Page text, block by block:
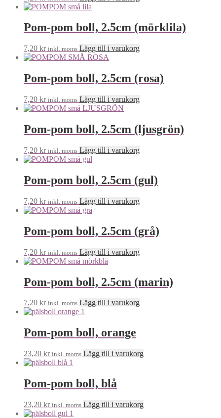
Pom-pom boll, 2.5cm (mörklila)
7,20 kr inkl. moms Lägg till i varukorg
Pom-pom boll, 2.5cm (rosa)
7,20 kr inkl. moms Lägg till i varukorg
Pom-pom boll, 2.5cm (ljusgrön)
7,20 kr inkl. moms Lägg till i varukorg
Pom-pom boll, 2.5cm (gul)
7,20 kr inkl. moms Lägg till i varukorg
Pom-pom boll, 2.5cm (grå)
7,20 kr inkl. moms Lägg till i varukorg
Pom-pom boll, 2.5cm (marin)
7,20 kr inkl. moms Lägg till i varukorg
Pom-pom boll, orange
23,20 kr inkl. moms Lägg till i varukorg
Pom-pom boll, blå
23,20 kr inkl. moms Lägg till i varukorg